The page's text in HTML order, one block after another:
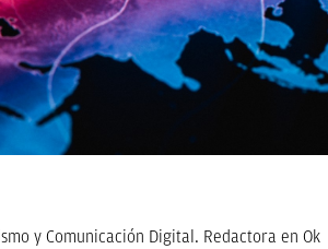
y Comunicación Digital. Redactora en Ok